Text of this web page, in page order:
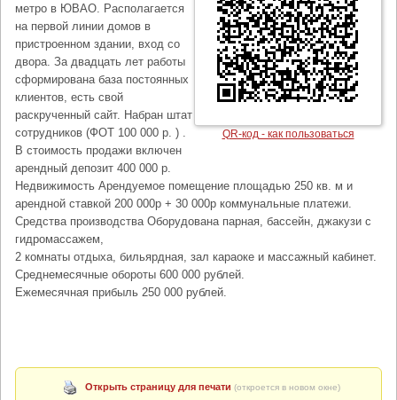
QR-код - как пользоваться
метро в ЮВАО. Располагается
на первой линии домов в
пристроенном здании, вход со
двора. За двадцать лет работы
сформирована база постоянных
клиентов, есть свой
раскрученный сайт. Набран штат
сотрудников (ФОТ 100 000 р. ) .
В стоимость продажи включен
арендный депозит 400 000 р.
Недвижимость Арендуемое помещение площадью 250 кв. м и
арендной ставкой 200 000р + 30 000р коммунальные платежи.
Средства производства Оборудована парная, бассейн, джакузи с
гидромассажем,
2 комнаты отдыха, бильярдная, зал караоке и массажный кабинет.
Среднемесячные обороты 600 000 рублей.
Ежемесячная прибыль 250 000 рублей.
Открыть страницу для печати (откроется в новом окне)